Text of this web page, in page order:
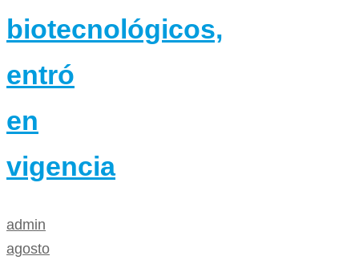
biotecnológicos,
entró
en
vigencia
admin
agosto